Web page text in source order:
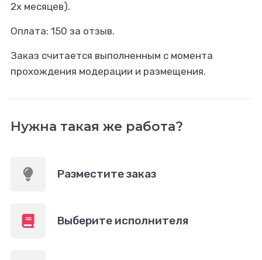
2х месяцев).
Оплата: 150 за отзыв.
Заказ считается выполненным с момента
прохождения модерации и размещения.
Нужна такая же работа?
Разместите заказ
Выберите исполнителя